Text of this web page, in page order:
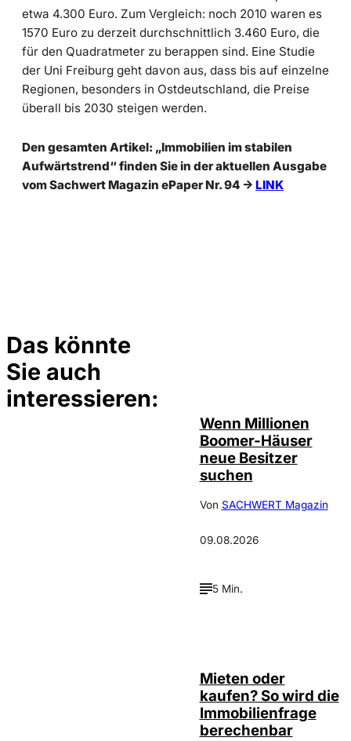
etwa 4.300 Euro. Zum Vergleich: noch 2010 waren es
1570 Euro zu derzeit durchschnittlich 3.460 Euro, die
für den Quadratmeter zu berappen sind. Eine Studie
der Uni Freiburg geht davon aus, dass bis auf einzelne
Regionen, besonders in Ostdeutschland, die Preise
überall bis 2030 steigen werden.
Den gesamten Artikel: „Immobilien im stabilen
Aufwärtstrend“ finden Sie in der aktuellen Ausgabe
vom Sachwert Magazin ePaper Nr. 94 -> LINK
Das könnte
Sie auch
interessieren:
Wenn Millionen
Boomer-Häuser
neue Besitzer
suchen
Von SACHWERT Magazin
09.08.2026
5 Min.
Mieten oder
kaufen? So wird die
Immobilienfrage
berechenbar